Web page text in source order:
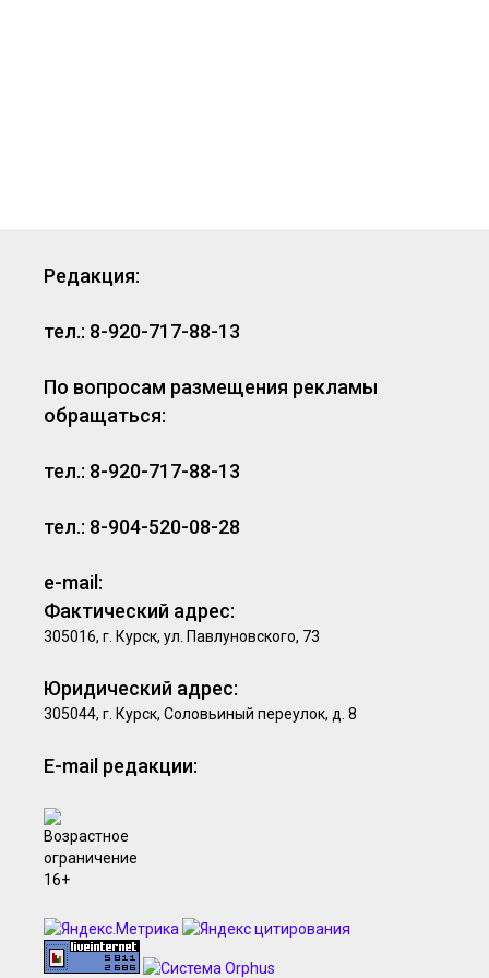
Редакция:
тел.: 8-920-717-88-13
По вопросам размещения рекламы
обращаться:
тел.: 8-920-717-88-13
тел.: 8-904-520-08-28
e-mail:
Фактический адрес:
305016, г. Курск, ул. Павлуновского, 73
Юридический адрес:
305044, г. Курск, Соловьиный переулок, д. 8
E-mail редакции: